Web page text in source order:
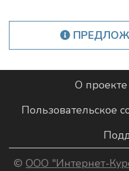
О проекте
Пользовательское
© ООО "Интернет-